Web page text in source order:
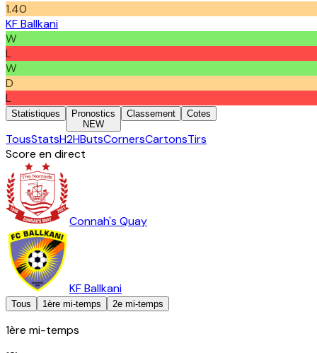
1.40
KF Ballkani
W
L
W
D
L
Statistiques
Pronostics
NEW
Classement Cotes
TousStatsH2HButsCornersCartonsTirs
Score en direct
Connah's Quay
KF Ballkani
Tous 1ère mi-temps 2e mi-temps
1ère mi-temps